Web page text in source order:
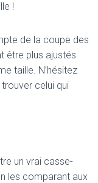
!
de la coupe des
être plus ajustés
taille. N’hésitez
celui qui
un vrai casse-
les comparant aux